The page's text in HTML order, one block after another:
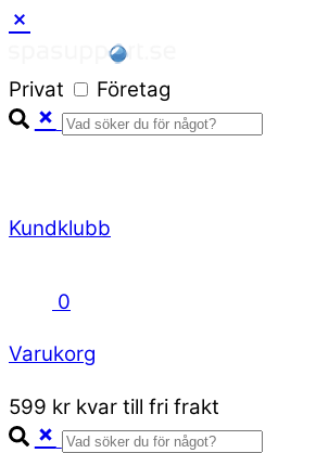
to
content
Privat Företag
Kundklubb
0
Varukorg
Close
Cart
599 kr kvar till fri frakt